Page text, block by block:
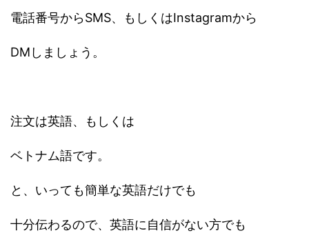
電話番号からSMS、もしくはInstagramから
DMしましょう。
注文は英語、もしくは
ベトナム語です。
と、いっても簡単な英語だけでも
十分伝わるので、英語に自信がない方でも